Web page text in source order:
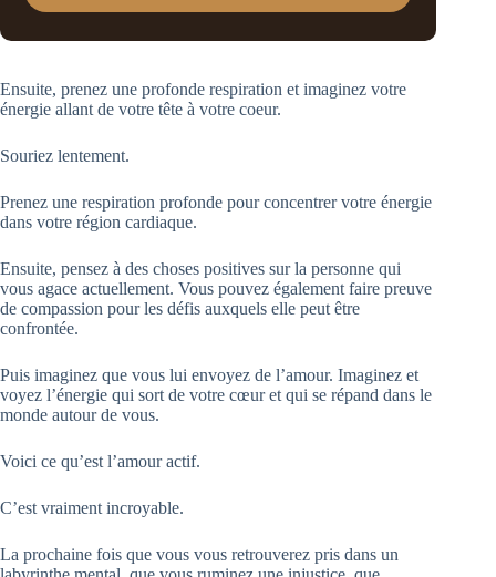
Ensuite, prenez une profonde respiration et imaginez votre
énergie allant de votre tête à votre coeur.
Souriez lentement.
Prenez une respiration profonde pour concentrer votre énergie
dans votre région cardiaque.
Ensuite, pensez à des choses positives sur la personne qui
vous agace actuellement. Vous pouvez également faire preuve
de compassion pour les défis auxquels elle peut être
confrontée.
Puis imaginez que vous lui envoyez de l’amour. Imaginez et
voyez l’énergie qui sort de votre cœur et qui se répand dans le
monde autour de vous.
Voici ce qu’est l’amour actif.
C’est vraiment incroyable.
La prochaine fois que vous vous retrouverez pris dans un